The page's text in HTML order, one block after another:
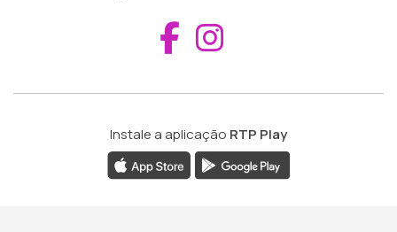
Aceder ao
Instale a aplicação RTP Play